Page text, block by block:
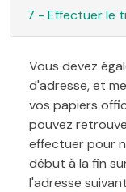
7 - Effectuer le
Vous devez
d'adresse, et
vos papiers
pouvez
effectuer pour
début à la fin
l'adresse